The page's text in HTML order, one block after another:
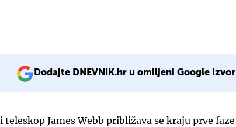
Dodajte DNEVNIK.hr u omiljeni Google izvor
teleskop James Webb približava se kraju prve faze